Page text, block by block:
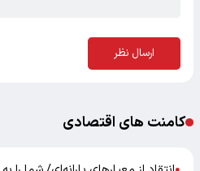
ارسال نظر
کامنت های اقتصادی